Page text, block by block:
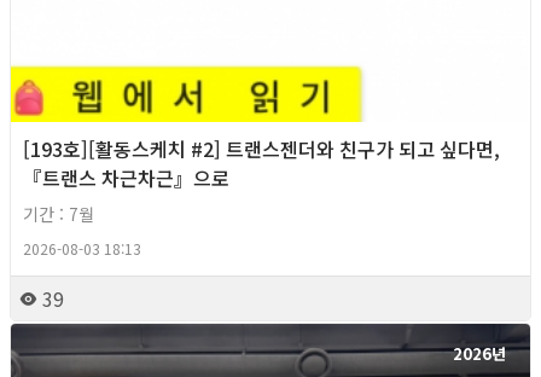
[193호][활동스케치 #2] 트랜스젠더와 친구가 되고 싶다면,
『트랜스 차근차근』으로
기간 : 7월
2026-08-03 18:13
39
2026년